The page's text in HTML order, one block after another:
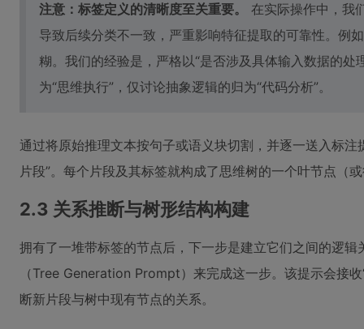
注意：标签定义的清晰度至关重要。
在实际操作中，我
导致后续分类不一致，严重影响特征提取的可靠性。例
糊。我们的经验是，严格以“是否涉及具体输入数据的处
为“思维执行”，仅讨论抽象逻辑的归为“代码分析”。
通过将原始推理文本按句子或语义块切割，并逐一送入标
片段”。每个片段及其标签就构成了思维树的一个叶节点（
2.3 关系推断与树形结构构建
拥有了一堆带标签的节点后，下一步是建立它们之间的逻辑
（Tree Generation Prompt）来完成这一步。该提示会接
断新片段与树中现有节点的关系。